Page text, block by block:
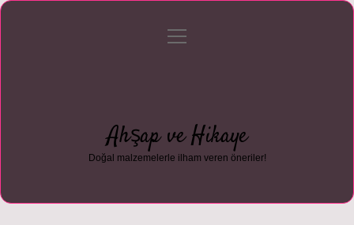
Gizlilik Politikası
menüyü
Ahşap ve Hikaye
Doğal malzemelerle ilham veren öneriler!